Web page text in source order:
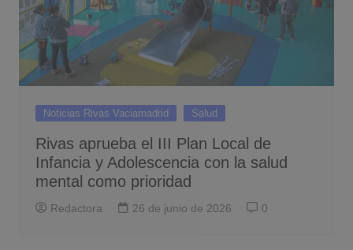
Noticias Rivas Vaciamadrid Salud
Rivas aprueba el III Plan Local de
Infancia y Adolescencia con la salud
mental como prioridad
Redactora 26 de junio de 2026 0